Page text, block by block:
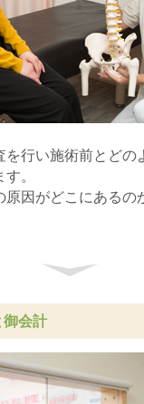
を行い施術前とどの
。
原因がどこにあるの
御会計